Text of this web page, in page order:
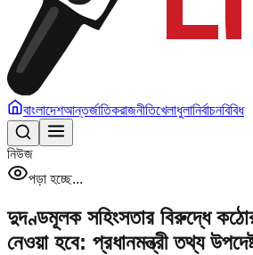
বাংলাদেশআন্তর্জাতিকরাজনীতিখেলাধুলানির্বাচনবিবিধ
নিউজ
পড়া হচ্ছে...
দুদণ্ডমূলক সহিংসতার বিরুদ্ধে
নেওয়া হবে: প্রধানমন্ত্রী তথ্য